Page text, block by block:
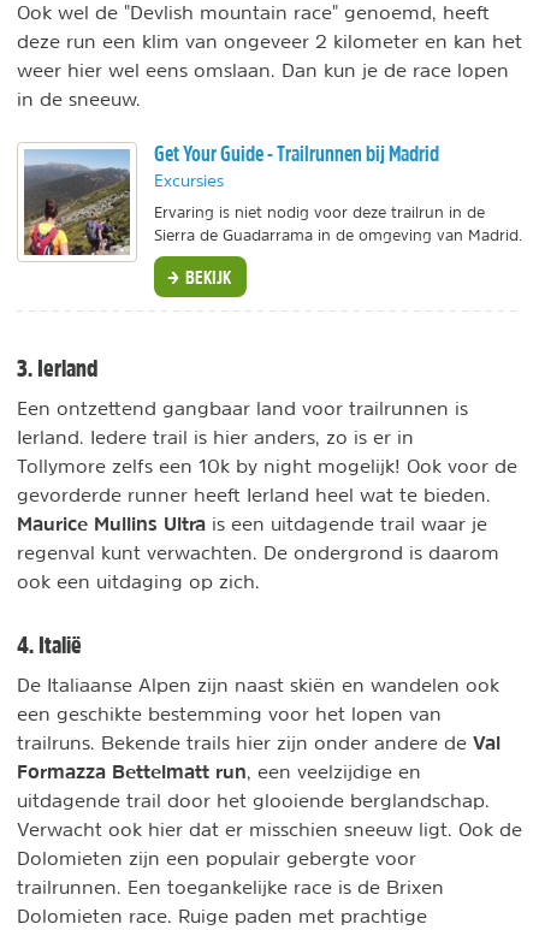
Ook wel de "Devlish mountain race" genoemd, heeft
deze run een klim van ongeveer 2 kilometer en kan het
weer hier wel eens omslaan. Dan kun je de race lopen
in de sneeuw.
Get Your Guide - Trailrunnen bij Madrid
Excursies
Ervaring is niet nodig voor deze trailrun in de
Sierra de Guadarrama in de omgeving van Madrid.
BEKIJK
3. Ierland
Een ontzettend gangbaar land voor trailrunnen is
Ierland. Iedere trail is hier anders, zo is er in
Tollymore zelfs een 10k by night mogelijk! Ook voor de
gevorderde runner heeft Ierland heel wat te bieden.
Maurice Mullins Ultra is een uitdagende trail waar je
regenval kunt verwachten. De ondergrond is daarom
ook een uitdaging op zich.
4. Italië
De Italiaanse Alpen zijn naast skiën en wandelen ook
een geschikte bestemming voor het lopen van
trailruns. Bekende trails hier zijn onder andere de Val
Formazza Bettelmatt run, een veelzijdige en
uitdagende trail door het glooiende berglandschap.
Verwacht ook hier dat er misschien sneeuw ligt. Ook de
Dolomieten zijn een populair gebergte voor
trailrunnen. Een toegankelijke race is de Brixen
Dolomieten race. Ruige paden met prachtige